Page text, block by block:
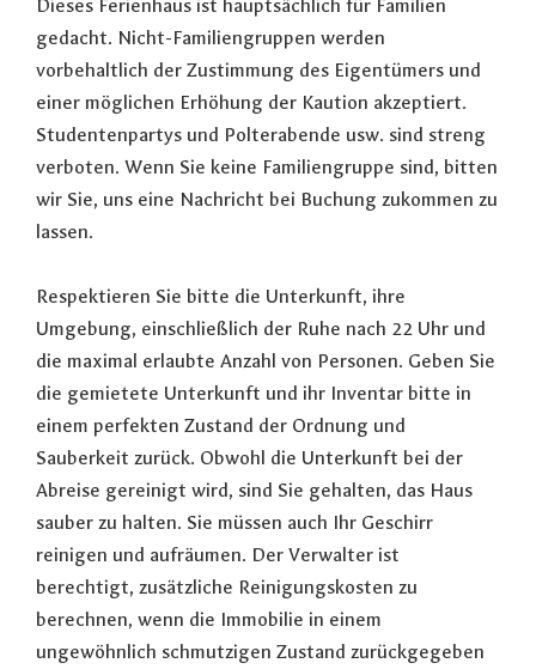
Dieses Ferienhaus ist hauptsächlich für Familien
gedacht. Nicht-Familiengruppen werden
vorbehaltlich der Zustimmung des Eigentümers und
einer möglichen Erhöhung der Kaution akzeptiert.
Studentenpartys und Polterabende usw. sind streng
verboten. Wenn Sie keine Familiengruppe sind, bitten
wir Sie, uns eine Nachricht bei Buchung zukommen zu
lassen.
Respektieren Sie bitte die Unterkunft, ihre
Umgebung, einschließlich der Ruhe nach 22 Uhr und
die maximal erlaubte Anzahl von Personen. Geben Sie
die gemietete Unterkunft und ihr Inventar bitte in
einem perfekten Zustand der Ordnung und
Sauberkeit zurück. Obwohl die Unterkunft bei der
Abreise gereinigt wird, sind Sie gehalten, das Haus
sauber zu halten. Sie müssen auch Ihr Geschirr
reinigen und aufräumen. Der Verwalter ist
berechtigt, zusätzliche Reinigungskosten zu
berechnen, wenn die Immobilie in einem
ungewöhnlich schmutzigen Zustand zurückgegeben